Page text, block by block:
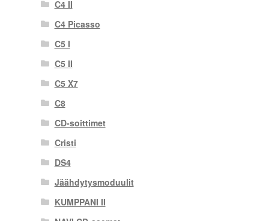
C4 II
C4 Picasso
C5 I
C5 II
C5 X7
C8
CD-soittimet
Cristi
DS4
Jäähdytysmoduulit
KUMPPANI II